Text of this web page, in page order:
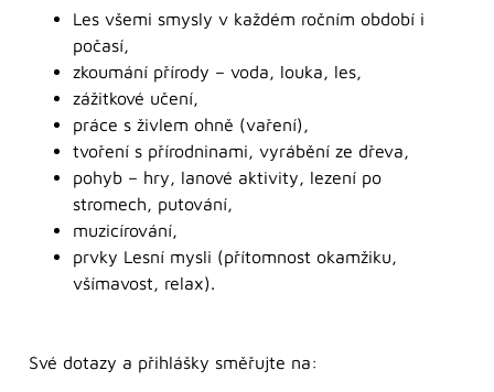
Les všemi smysly v každém ročním období i
počasí,
zkoumání přírody – voda, louka, les,
zážitkové učení,
práce s živlem ohně (vaření),
tvoření s přírodninami, vyrábění ze dřeva,
pohyb – hry, lanové aktivity, lezení po
stromech, putování,
muzicírování,
prvky Lesní mysli (přítomnost okamžiku,
všímavost, relax).
Své dotazy a přihlášky směřujte na: